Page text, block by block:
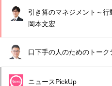
引き算のマネジメント～
岡本文宏
口下手の人のためのトー
ニュースPickUp